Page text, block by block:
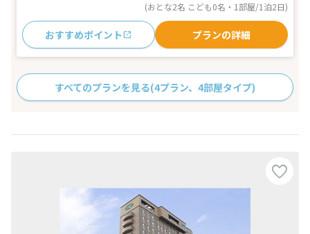
(おとな2名 こども0名・1部屋/1泊2日)
おすすめポイント プランの詳細
すべてのプランを見る(4プラン、4部屋タイプ)